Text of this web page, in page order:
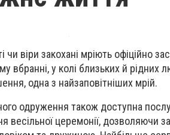
чи віри закохані мріють офіційно
вбранні, у колі близьких й рідних
одна з найзаповітніших мрій.
одруження також доступна
весільної церемонії, дозволяючи